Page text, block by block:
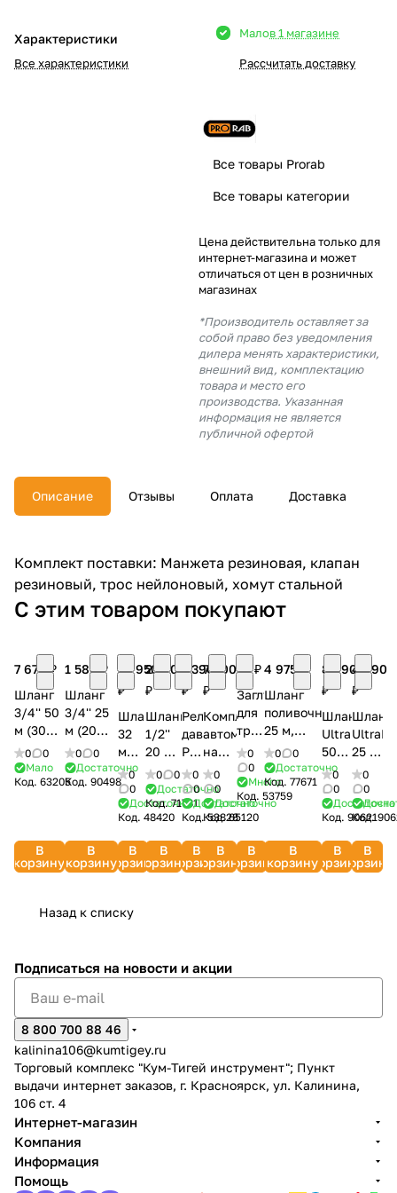
Характеристики
Все характеристики
Малов 1 магазине
Рассчитать доставку
Все товары Prorab
Все товары категории
Цена действительна только для
интернет-магазина и может
отличаться от цен в розничных
магазинах
*Производитель оставляет за
собой право без уведомления
дилера менять характеристики,
внешний вид, комплектацию
товара и место его
производства. Указанная
информация не является
публичной офертой
Описание Отзывы Оплата Доставка
Комплект поставки: Манжета резиновая, клапан
резиновый, трос нейлоновый, хомут стальной
С этим товаром покупают
7 670 ₽
Шланг
3/4'' 50
м (30
атм.,
армированный,
4-х
40302-
3/4-
0
0
Мало
Код. 63205
В
корзину
1 580 ₽
Шланг
3/4'' 25
м (20
атм.,
армированный,
3-х
слойный)
429001-
25_z02
0
0
Достаточно
Код. 90498
В
корзину
22 950
₽
Шланг
32
мм
50 м
Spirabel
LD
HOZELOCK
137357
0
0
Достаточно
Код. 48420
В
корзину
2 970
₽
Шланг
1/2''
20 м
Tricoflex
Maxi
+
коннекторы
HOZELOCK
171207
0
0
Достаточно
Код.71781
В
корзину
1 390
₽
Реле
давления
РДМ-5
ДЖИЛЕКС
9002
0
0
Достаточно
Код.53828
В
корзину
7 000
₽
Комплект
автоматики
на
баке
КРАБ-
Т 18
ДЖИЛЕКС
9090
0
0
Достаточно
Код.65120
В
корзину
16 ₽
Заглушка
для
трубы
ПНД
40
мм
ДЖИЛЕКС
9940
0
0
Много
Код. 53759
В
корзину
4 975 ₽
Шланг
поливочный
25 м,
3/4'',
ПВХ,
усиленный
премиум,
пищевой,четырехсл.,
ВИХРЬ
(синий)
0
0
Достаточно
Код. 77671
В
корзину
8 990
₽
Шланг
UltraFlex
50
м,
1/2''
(13
мм)
DWH
8117
DAEWOO
0
0
Достаточно
Код. 90621
В
корзину
4 990
₽
Шланг
25 м,
1/2''
(13
мм)
DWH
8114
0
0
Код.
В
корзину
Назад к списку
Подписаться на новости и акции
8 800 700 88 46
kalinina106@kumtigey.ru
Торговый комплекс "Кум-Тигей инструмент"; Пункт
выдачи интернет заказов, г. Красноярск, ул. Калинина,
106 ст. 4
Интернет-магазин
Компания
Информация
Помощь
в корзину
% картой любого банка
% будут
с вашей карты